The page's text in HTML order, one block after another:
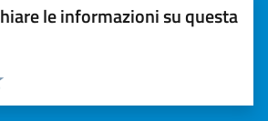
le informazioni su questa
5 stelle su 5
stelle su 5
su 5
5